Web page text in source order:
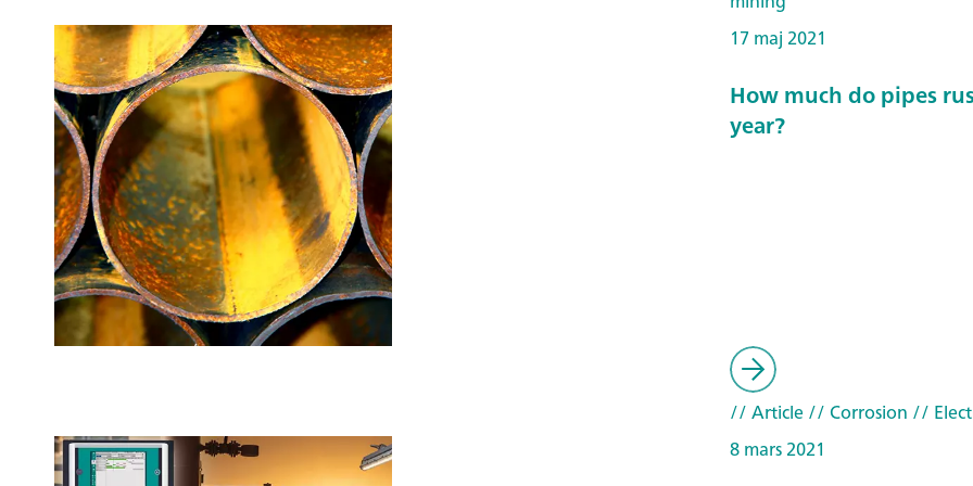
17 maj 2021
How much do pipes
year?
// Article// Corrosion //
8 mars 2021